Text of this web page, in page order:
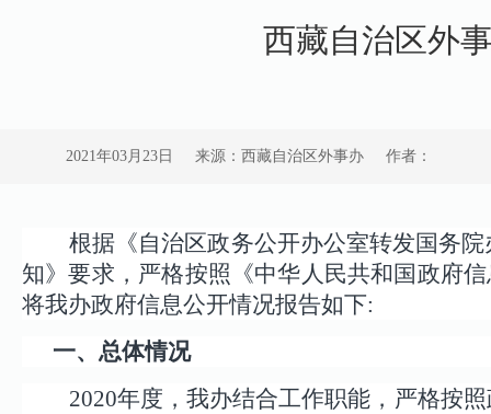
西藏自治区外
2021年03月23日 来源：西藏自治区外事办 作者：
根据《自治区政务公开办公室转发国务
知》要求，严格按照《中华人民共和国政府
将我办政府信息公开情况报告如下:
一、总体情况
2020年度，我办结合工作职能，严格按